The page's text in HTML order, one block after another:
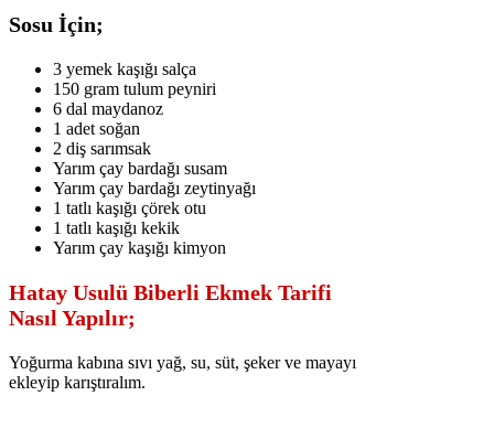
Sosu İçin;
3 yemek kaşığı salça
150 gram tulum peyniri
6 dal maydanoz
1 adet soğan
2 diş sarımsak
Yarım çay bardağı susam
Yarım çay bardağı zeytinyağı
1 tatlı kaşığı çörek otu
1 tatlı kaşığı kekik
Yarım çay kaşığı kimyon
Hatay Usulü Biberli Ekmek Tarifi
Nasıl Yapılır;
Yoğurma kabına sıvı yağ, su, süt, şeker ve mayayı
ekleyip karıştıralım.